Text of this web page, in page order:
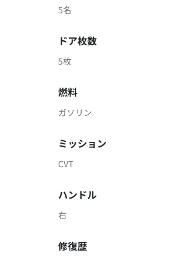
5名
ドア枚数
5枚
燃料
ガソリン
ミッション
CVT
ハンドル
右
修復歴